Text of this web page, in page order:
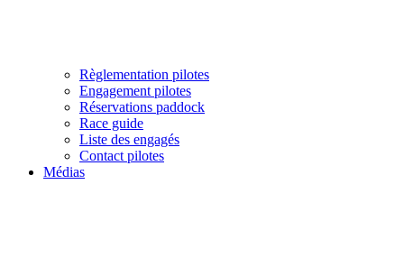
Règlementation pilotes
Engagement pilotes
Réservations paddock
Race guide
Liste des engagés
Contact pilotes
Médias